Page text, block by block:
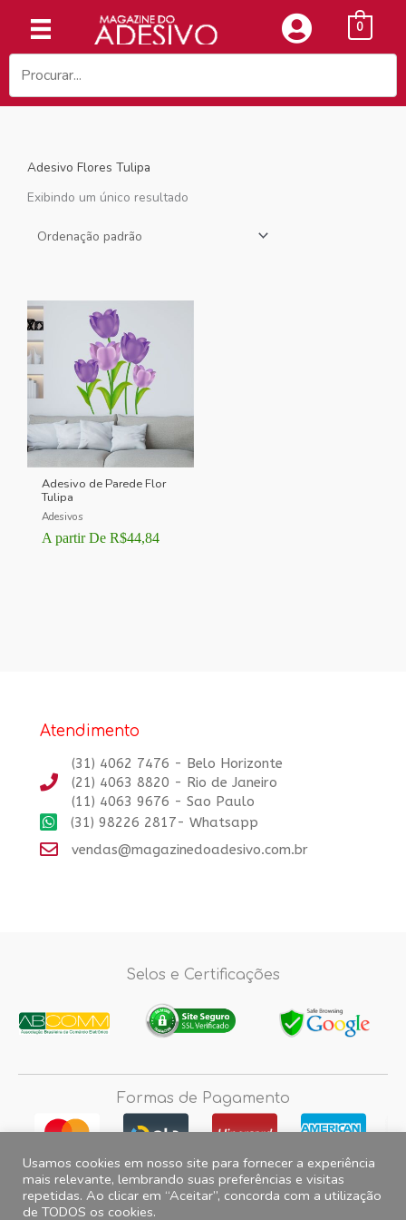
conteúdo
0
Adesivo Flores Tulipa
Exibindo um único resultado
Adesivo de Parede Flor
Tulipa
Adesivos
A partir De R$44,84
Atendimento
(31) 4062 7476 - Belo Horizonte
(21) 4063 8820 - Rio de Janeiro
(11) 4063 9676 - Sao Paulo
(31) 98226 2817- Whatsapp
vendas@magazinedoadesivo.com.br
Selos e Certificações
Formas de Pagamento
Fotos e imagens meramente ilustrativas, 2012© 2026 Magazine do
Usamos cookies em nosso site para fornecer a experiência
mais relevante, lembrando suas preferências e visitas
repetidas. Ao clicar em “Aceitar”, concorda com a utilização
de TODOS os cookies.